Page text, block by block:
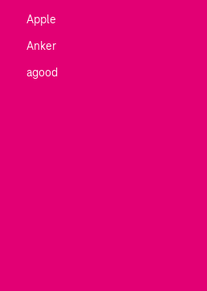
Apple
Anker
agood